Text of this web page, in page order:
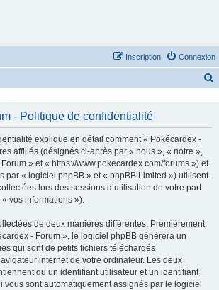
Connexion
Inscription
- Politique de confidentialité
explique en détail comment « Pokécardex -
affiliés (désignés ci-après par « nous », « notre »,
» et « https://www.pokecardex.com/forums ») et
par « logiciel phpBB » et « phpBB Limited ») utilisent
lors des sessions d’utilisation de votre part
vos informations »).
de deux manières différentes. Premièrement,
- Forum », le logiciel phpBB génèrera un
qui sont de petits fichiers téléchargés
internet de votre ordinateur. Les deux
qu’un identifiant utilisateur et un identifiant
vous sont automatiquement assignés par le logiciel